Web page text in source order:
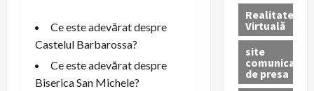
Ce este adevărat despre
Castelul Barbarossa?
Ce este adevărat despre
Biserica San Michele?
Realitatea
Virtuală
site
comunicate
de presa